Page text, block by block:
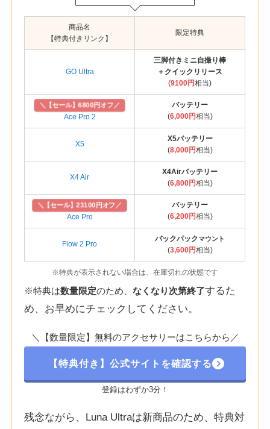
商品名
【特典付きリンク】
限定特典
GO Ultra
三脚付きミニ自撮り棒
＋クイックリリース
(9100円相当)
＼【セール】6800円オフ／
Ace Pro 2
バッテリー
(6,000円相当)
X5
X5バッテリー
(8,000円相当)
X4 Air
X4Airバッテリー
(6,800円相当)
＼【セール】23100円オフ／
Ace Pro
バッテリー
(6,200円相当)
Flow 2 Pro
バックパックマウント
(3,600円相当)
※特典が表示されない場合は、在庫切れの状態です
※特典は数量限定のため、なくなり次第終了するた
め、お早めにチェックしてください。
＼【数量限定】無料のアクセサリーはこちらから／
【特典付き】公式サイトを確認する
登録はわずか3分！
残念ながら、Luna Ultraは新商品のため、特典対